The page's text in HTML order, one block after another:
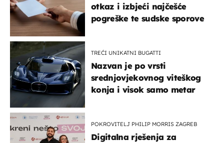
otkaz i izbjeći najčešće
pogreške te sudske sporove
TREĆI UNIKATNI BUGATTI
Nazvan je po vrsti
srednjovjekovnog viteškog
konja i visok samo metar
POKROVITELJ PHILIP MORRIS ZAGREB
Digitalna rješenja za